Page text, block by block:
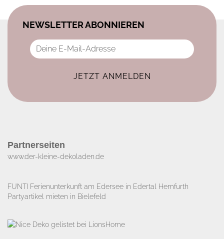
NEWSLETTER ABONNIEREN
Partnerseiten
www.der-kleine-dekoladen.de​
FUNTI Ferienunterkunft am Edersee in Edertal Hemfurth
Partyartikel mieten in Bielefeld